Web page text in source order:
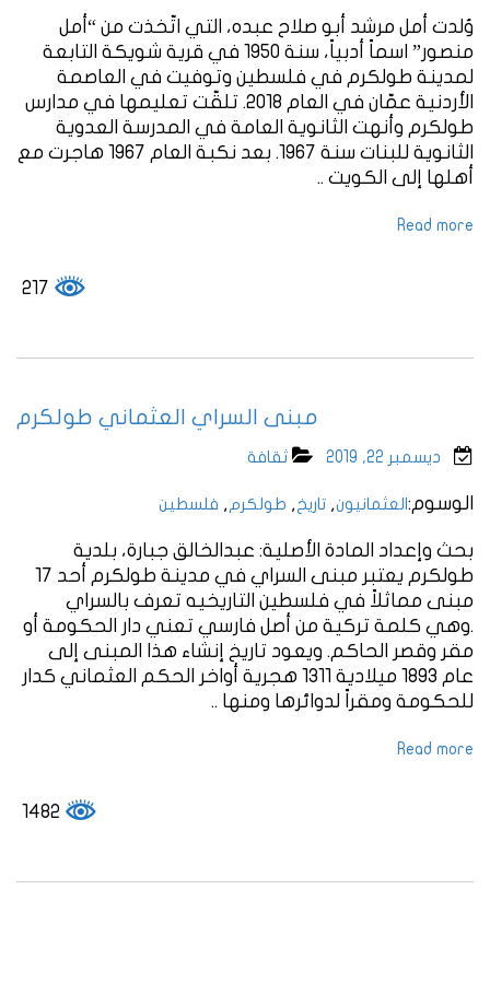
وُلدت أمل مرشد أبو صلاح عبده، التي اتّخذت من “أمل
منصور” اسماً أدبياً، سنة 1950 في قرية شويكة التابعة
لمدينة طولكرم في فلسطين وتوفيت في العاصمة
الأردنية عمّان في العام 2018. تلقّت تعليمها في مدارس
طولكرم وأنهت الثانوية العامة في المدرسة العدوية
الثانوية للبنات سنة 1967. بعد نكبة العام 1967 هاجرت مع
أهلها إلى الكويت ..
Read more
مبنى السراي العثماني طولكرم
ديسمبر 22, 2019 ثقافة
الوسوم: العثمانيون, تاريخ, طولكرم , فلسطين
بحث وإعداد المادة الأصلية: عبدالخالق جبارة، بلدية
طولكرم يعتبر مبنى السراي في مدينة طولكرم أحد 17
مبنى مماثلاً في فلسطين التاريخيه تعرف بالسراي
.وهي كلمة تركية من أصل فارسي تعني دار الحكومة أو
مقر وقصر الحاكم. ويعود تاريخ إنشاء هذا المبنى إلى
عام 1893 ميلادية 1311 هجرية أواخر الحكم العثماني كدار
للحكومة ومقراً لدوائرها ومنها ..
Read more